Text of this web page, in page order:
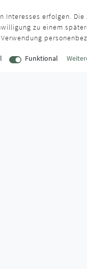
Interesses erfolgen.
zu einem
Funktional